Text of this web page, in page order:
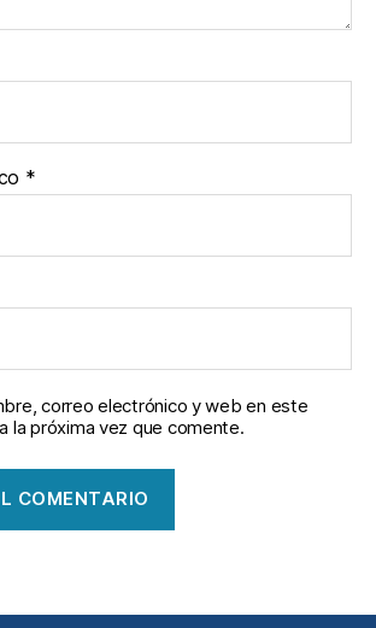
*
correo electrónico y web en este
la próxima vez que comente.